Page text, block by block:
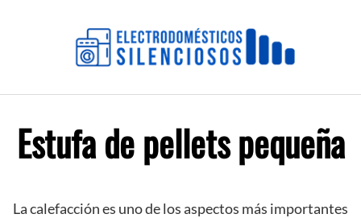
Estufa de pellets pequeña
La calefacción es uno de los aspectos más importantes